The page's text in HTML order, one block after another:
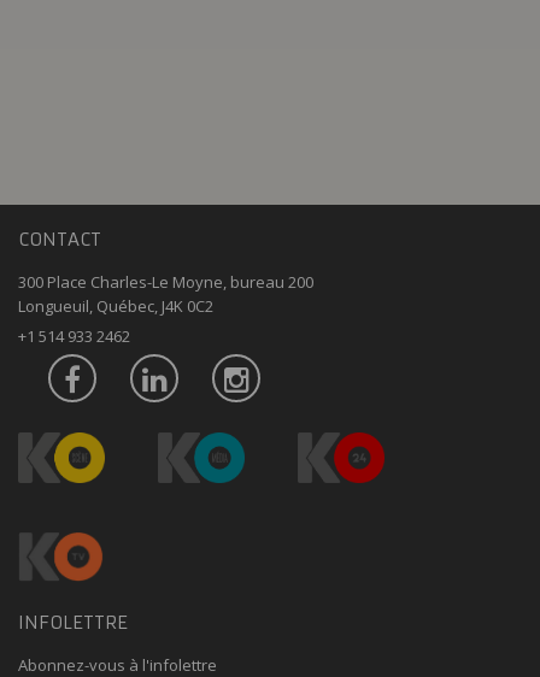
CONTACT
300 Place Charles-Le Moyne, bureau 200
Longueuil, Québec, J4K 0C2
+1 514 933 2462
INFOLETTRE
Abonnez-vous à l'infolettre